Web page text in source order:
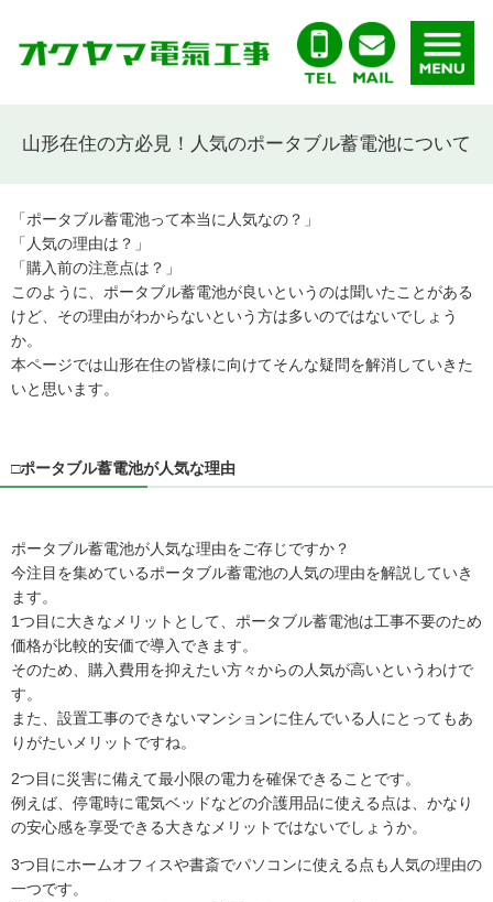
山形在住の方必見！人気のポータブル蓄電池について
「ポータブル蓄電池って本当に人気なの？」
「人気の理由は？」
「購入前の注意点は？」
このように、ポータブル蓄電池が良いというのは聞いたことがある
けど、その理由がわからないという方は多いのではないでしょう
か。
本ページでは山形在住の皆様に向けてそんな疑問を解消していきた
いと思います。
□ポータブル蓄電池が人気な理由
ポータブル蓄電池が人気な理由をご存じですか？
今注目を集めているポータブル蓄電池の人気の理由を解説していき
ます。
1つ目に大きなメリットとして、ポータブル蓄電池は工事不要のため
価格が比較的安価で導入できます。
そのため、購入費用を抑えたい方々からの人気が高いというわけで
す。
また、設置工事のできないマンションに住んでいる人にとってもあ
りがたいメリットですね。
2つ目に災害に備えて最小限の電力を確保できることです。
例えば、停電時に電気ベッドなどの介護用品に使える点は、かなり
の安心感を享受できる大きなメリットではないでしょうか。
3つ目にホームオフィスや書斎でパソコンに使える点も人気の理由の
一つです。